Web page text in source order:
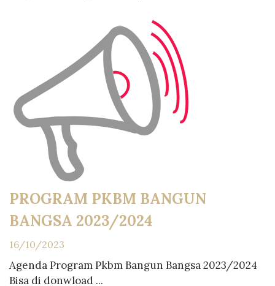
PROGRAM PKBM BANGUN
BANGSA 2023/2024
16/10/2023
Agenda Program Pkbm Bangun Bangsa 2023/2024
Bisa di donwload ...